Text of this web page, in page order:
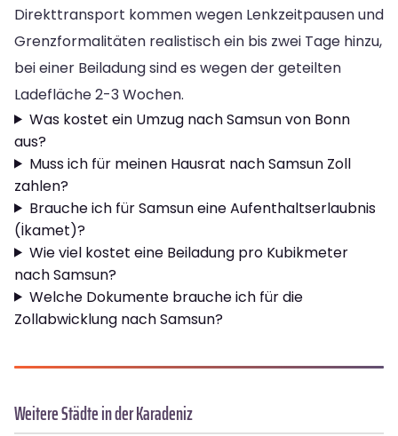
Direkttransport kommen wegen Lenkzeitpausen und
Grenzformalitäten realistisch ein bis zwei Tage hinzu,
bei einer Beiladung sind es wegen der geteilten
Ladefläche 2-3 Wochen.
Was kostet ein Umzug nach Samsun von Bonn
aus?
Muss ich für meinen Hausrat nach Samsun Zoll
zahlen?
Brauche ich für Samsun eine Aufenthaltserlaubnis
(İkamet)?
Wie viel kostet eine Beiladung pro Kubikmeter
nach Samsun?
Welche Dokumente brauche ich für die
Zollabwicklung nach Samsun?
Weitere Städte in der Karadeniz